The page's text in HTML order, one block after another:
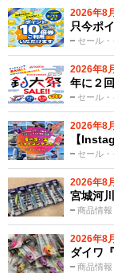
2026年8
セール・
只今ポ
2026年8
セール・
年に２
2026年8
セール・
【
2026年8
商品情報
宮城河
2026年8
商品情報
ダイワ